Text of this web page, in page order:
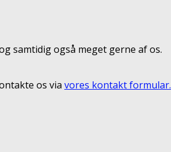
samtidig også meget gerne af os.
os via vores kontakt formular.